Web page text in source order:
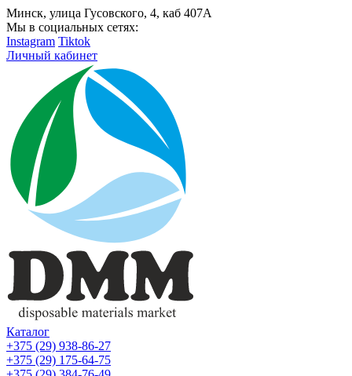
Минск, улица Гусовского, 4, каб 407А
Мы в социальных сетях:
Instagram Tiktok
Личный кабинет
Каталог
+375 (29) 938-86-27
+375 (29) 175-64-75